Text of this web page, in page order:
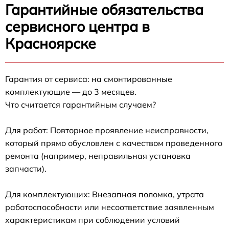
Гарантийные обязательства
сервисного центра в
Красноярске
Гарантия от сервиса: на смонтированные
комплектующие — до 3 месяцев.
Что считается гарантийным случаем?
Для работ: Повторное проявление неисправности,
который прямо обусловлен с качеством проведенного
ремонта (например, неправильная установка
запчасти).
Для комплектующих: Внезапная поломка, утрата
работоспособности или несоответствие заявленным
характеристикам при соблюдении условий